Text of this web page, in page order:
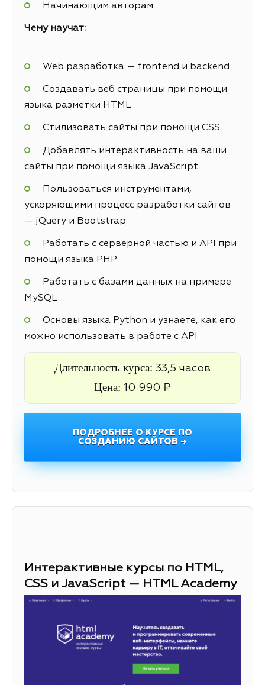
Начинающим авторам
Чему научат:
Web разработка — frontend и backend
Создавать веб страницы при помощи
языка разметки HTML
Стилизовать сайты при помощи CSS
Добавлять интерактивность на ваши
сайты при помощи языка JavaScript
Пользоваться инструментами,
ускоряющими процесс разработки сайтов
— jQuery и Bootstrap
Работать с серверной частью и API при
помощи языка PHP
Работать с базами данных на примере
MySQL
Основы языка Python и узнаете, как его
можно использовать в работе с API
Длительность курса: 33,5 часов
Цена: 10 990 ₽
ПОДРОБНЕЕ О КУРСЕ ПО
СОЗДАНИЮ САЙТОВ →
Интерактивные курсы по HTML,
CSS и JavaScript — HTML Academy